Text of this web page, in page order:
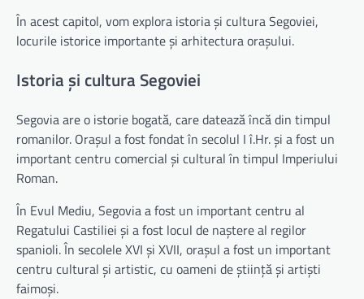
În acest capitol, vom explora istoria și cultura Segoviei,
locurile istorice importante și arhitectura orașului.
Istoria și cultura Segoviei
Segovia are o istorie bogată, care datează încă din timpul
romanilor. Orașul a fost fondat în secolul I î.Hr. și a fost un
important centru comercial și cultural în timpul Imperiului
Roman.
În Evul Mediu, Segovia a fost un important centru al
Regatului Castiliei și a fost locul de naștere al regilor
spanioli. În secolele XVI și XVII, orașul a fost un important
centru cultural și artistic, cu oameni de știință și artiști
faimoși.